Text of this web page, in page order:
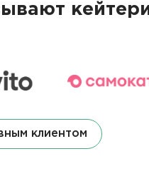
клиентом